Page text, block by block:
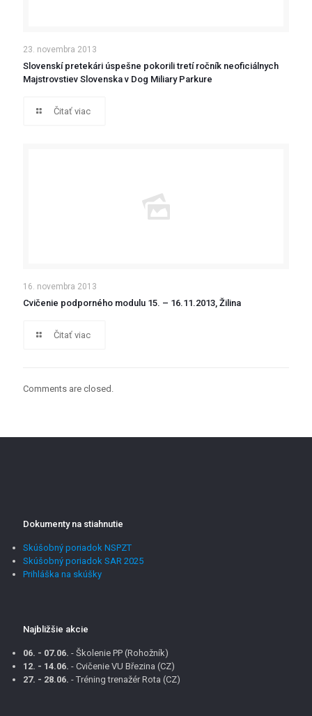
23. novembra 2013
Slovenskí pretekári úspešne pokorili tretí ročník neoficiálnych
Majstrovstiev Slovenska v Dog Miliary Parkure
Čitať viac
16. novembra 2013
Cvičenie podporného modulu 15. – 16.11.2013, Žilina
Čitať viac
Comments are closed.
Dokumenty na stiahnutie
Skúšobný poriadok NSPZT
Skúšobný poriadok SAR 2025
Prihláška na skúšky
Najbližšie akcie
06. - 07.06. - Školenie PP (Rohožník)
12. - 14.06. - Cvičenie VU Březina (CZ)
27. - 28.06. - Tréning trenažér Rota (CZ)